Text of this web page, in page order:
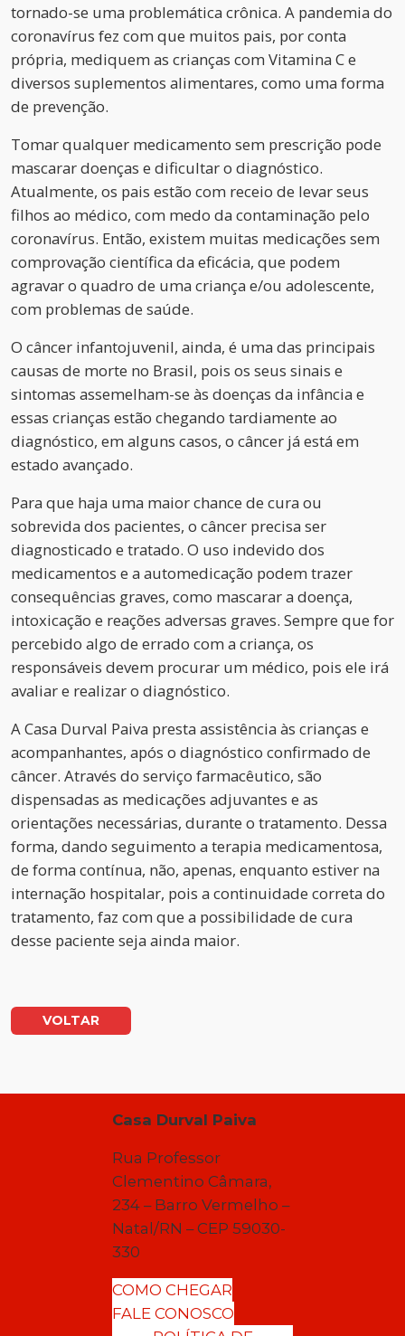
tornado-se uma problemática crônica. A pandemia do
coronavírus fez com que muitos pais, por conta
própria, mediquem as crianças com Vitamina C e
diversos suplementos alimentares, como uma forma
de prevenção.
Tomar qualquer medicamento sem prescrição pode
mascarar doenças e dificultar o diagnóstico.
Atualmente, os pais estão com receio de levar seus
filhos ao médico, com medo da contaminação pelo
coronavírus. Então, existem muitas medicações sem
comprovação científica da eficácia, que podem
agravar o quadro de uma criança e/ou adolescente,
com problemas de saúde.
O câncer infantojuvenil, ainda, é uma das principais
causas de morte no Brasil, pois os seus sinais e
sintomas assemelham-se às doenças da infância e
essas crianças estão chegando tardiamente ao
diagnóstico, em alguns casos, o câncer já está em
estado avançado.
Para que haja uma maior chance de cura ou
sobrevida dos pacientes, o câncer precisa ser
diagnosticado e tratado. O uso indevido dos
medicamentos e a automedicação podem trazer
consequências graves, como mascarar a doença,
intoxicação e reações adversas graves. Sempre que for
percebido algo de errado com a criança, os
responsáveis devem procurar um médico, pois ele irá
avaliar e realizar o diagnóstico.
A Casa Durval Paiva presta assistência às crianças e
acompanhantes, após o diagnóstico confirmado de
câncer. Através do serviço farmacêutico, são
dispensadas as medicações adjuvantes e as
orientações necessárias, durante o tratamento. Dessa
forma, dando seguimento a terapia medicamentosa,
de forma contínua, não, apenas, enquanto estiver na
internação hospitalar, pois a continuidade correta do
tratamento, faz com que a possibilidade de cura
desse paciente seja ainda maior.
VOLTAR
Casa Durval Paiva
Rua Professor
Clementino Câmara,
234 – Barro Vermelho –
Natal/RN – CEP 59030-
330
COMO CHEGAR
FALE CONOSCO